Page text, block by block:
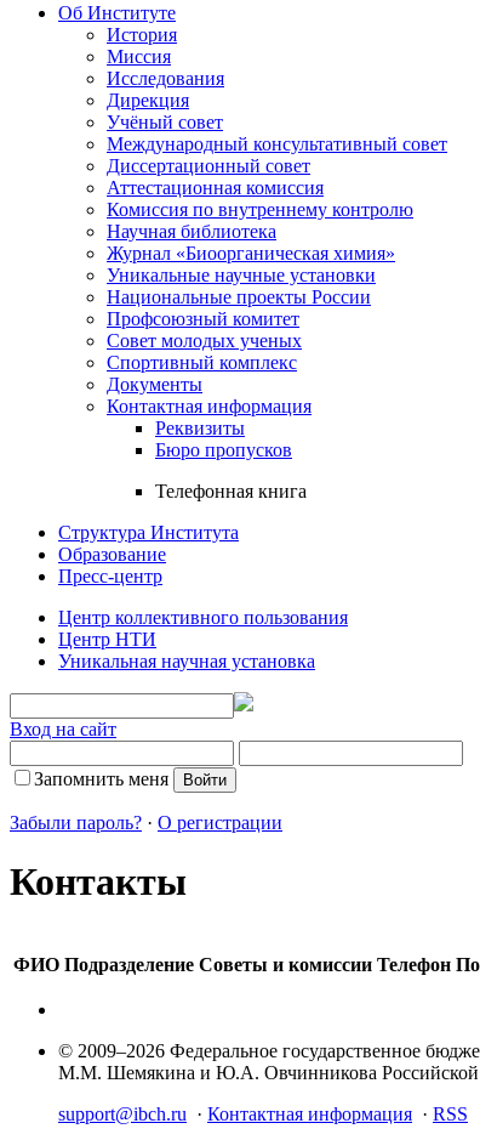
Об Институте
История
Миссия
Исследования
Дирекция
Учёный совет
Международный консультативный совет
Диссертационный совет
Аттестационная комиссия
Комиссия по внутреннему контролю
Научная библиотека
Журнал «Биоорганическая химия»
Уникальные научные установки
Национальные проекты России
Профсоюзный комитет
Совет молодых ученых
Спортивный комплекс
Документы
Контактная информация
Реквизиты
Бюро пропусков
Телефонная книга
Структура Института
Образование
Пресс-центр
Центр коллективного пользования
Центр НТИ
Уникальная научная установка
Вход на сайт
Запомнить меня
Забыли пароль? · О регистрации
Контакты
ФИО Подразделение Советы и комиссии Телефон
© 2009–2026 Федеральное государственное
М.М. Шемякина и Ю.А. Овчинникова
support@ibch.ru · Контактная информация · RSS